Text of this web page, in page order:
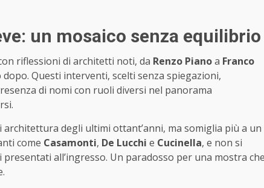
un mosaico senza equilibrio
riflessioni di architetti noti, da Renzo Pianoa Franco
Questi interventi, scelti senza spiegazioni,
di nomi con ruoli diversi nel panorama
degli ultimi ottant’anni, ma somiglia più a un
come Casamonti, De Lucchi e Cucinella, e non si
all’ingresso. Un paradosso per una mostra che